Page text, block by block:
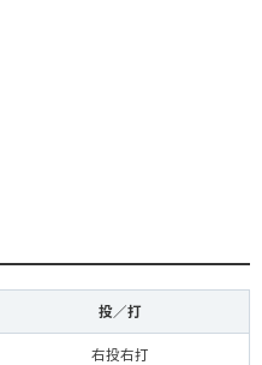
投／打
右投右打